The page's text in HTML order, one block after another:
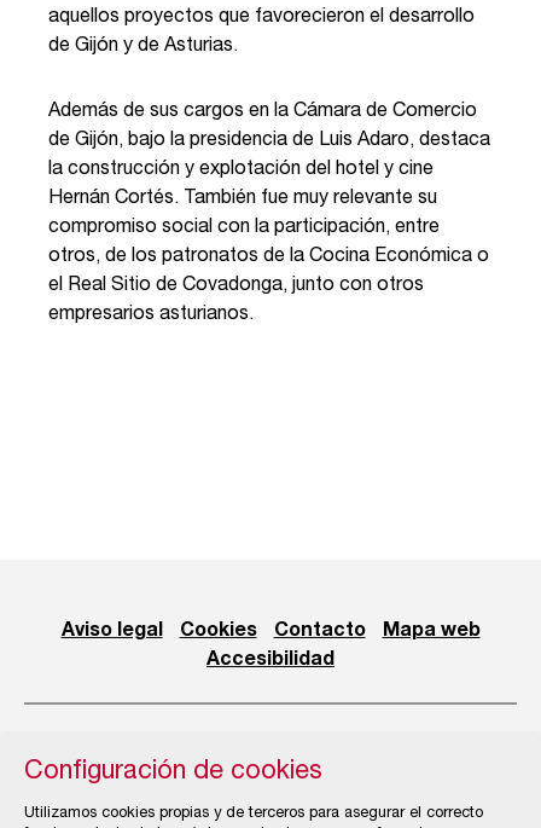
aquellos proyectos que favorecieron el desarrollo
de Gijón y de Asturias.
Además de sus cargos en la Cámara de Comercio
de Gijón, bajo la presidencia de Luis Adaro, destaca
la construcción y explotación del hotel y cine
Hernán Cortés. También fue muy relevante su
compromiso social con la participación, entre
otros, de los patronatos de la Cocina Económica o
el Real Sitio de Covadonga, junto con otros
empresarios asturianos.
Aviso legal Cookies Contacto
Mapa web
Accesibilidad
Configuración de cookies
Utilizamos cookies propias y de terceros para asegurar el correcto